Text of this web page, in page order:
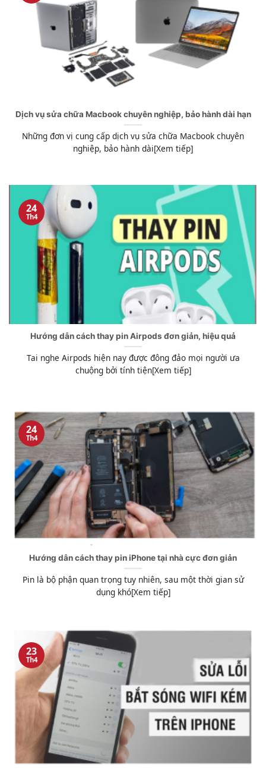
Dịch vụ sửa chữa Macbook chuyên nghiệp, bảo hành dài hạn
Những đơn vị cung cấp dịch vụ sửa chữa Macbook chuyên
nghiệp, bảo hành dài[Xem tiếp]
Hướng dẫn cách thay pin Airpods đơn giản, hiệu quả
Tai nghe Airpods hiện nay được đông đảo mọi người ưa
chuộng bởi tính tiện[Xem tiếp]
24
Th4
Hướng dẫn cách thay pin iPhone tại nhà cực đơn giản
Pin là bộ phận quan trọng tuy nhiên, sau một thời gian sử
dụng khó[Xem tiếp]
24
Th4
23
Th4